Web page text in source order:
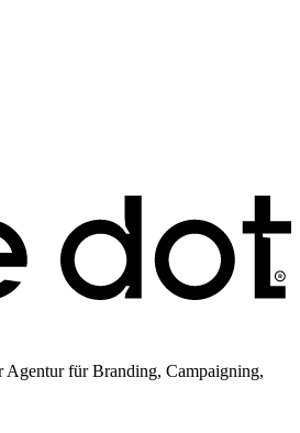
Agentur für Branding, Campaigning,